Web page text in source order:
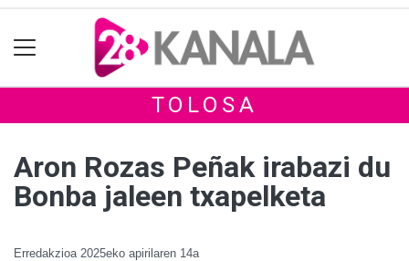
TOLOSA
Aron Rozas Peñak irabazi du
Bonba jaleen txapelketa
Erredakzioa 2025eko apirilaren 14a